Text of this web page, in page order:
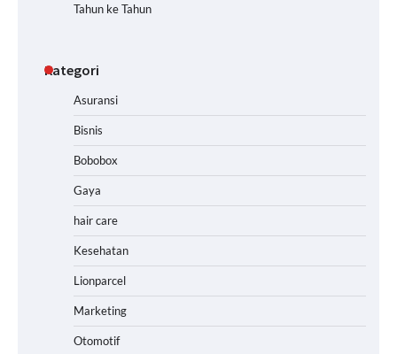
Tahun ke Tahun
Kategori
Asuransi
Bisnis
Bobobox
Gaya
hair care
Kesehatan
Lionparcel
Marketing
Otomotif